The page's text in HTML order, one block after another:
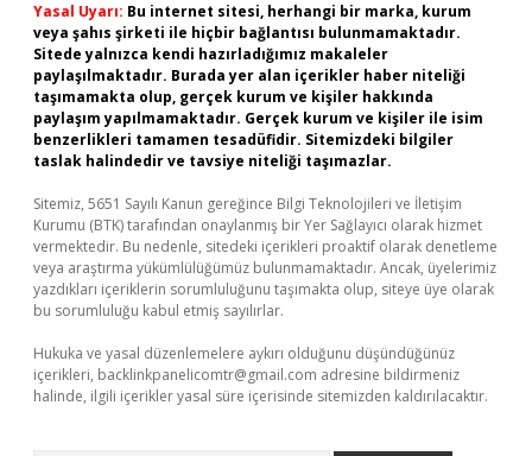
Yasal Uyarı: Bu internet sitesi, herhangi bir marka, kurum
veya şahıs şirketi ile hiçbir bağlantısı bulunmamaktadır.
Sitede yalnızca kendi hazırladığımız makaleler
paylaşılmaktadır. Burada yer alan içerikler haber niteliği
taşımamakta olup, gerçek kurum ve kişiler hakkında
paylaşım yapılmamaktadır. Gerçek kurum ve kişiler ile isim
benzerlikleri tamamen tesadüfidir. Sitemizdeki bilgiler
taslak halindedir ve tavsiye niteliği taşımazlar.
Sitemiz, 5651 Sayılı Kanun gereğince Bilgi Teknolojileri ve İletişim
Kurumu (BTK) tarafından onaylanmış bir Yer Sağlayıcı olarak hizmet
vermektedir. Bu nedenle, sitedeki içerikleri proaktif olarak denetleme
veya araştırma yükümlülüğümüz bulunmamaktadır. Ancak, üyelerimiz
yazdıkları içeriklerin sorumluluğunu taşımakta olup, siteye üye olarak
bu sorumluluğu kabul etmiş sayılırlar.
Hukuka ve yasal düzenlemelere aykırı olduğunu düşündüğünüz
içerikleri, backlinkpanelicomtr@gmail.com adresine bildirmeniz
halinde, ilgili içerikler yasal süre içerisinde sitemizden kaldırılacaktır.